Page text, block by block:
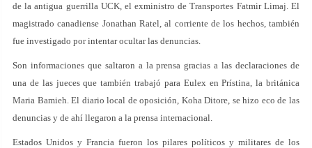
de la antigua guerrilla UCK, el exministro de Transportes Fatmir Limaj. El
magistrado canadiense Jonathan Ratel, al corriente de los hechos, también
fue investigado por intentar ocultar las denuncias.
Son informaciones que saltaron a la prensa gracias a las declaraciones de
una de las jueces que también trabajó para Eulex en Prístina, la británica
Maria Bamieh. El diario local de oposición, Koha Ditore, se hizo eco de las
denuncias y de ahí llegaron a la prensa internacional.
Estados Unidos y Francia fueron los pilares políticos y militares de los